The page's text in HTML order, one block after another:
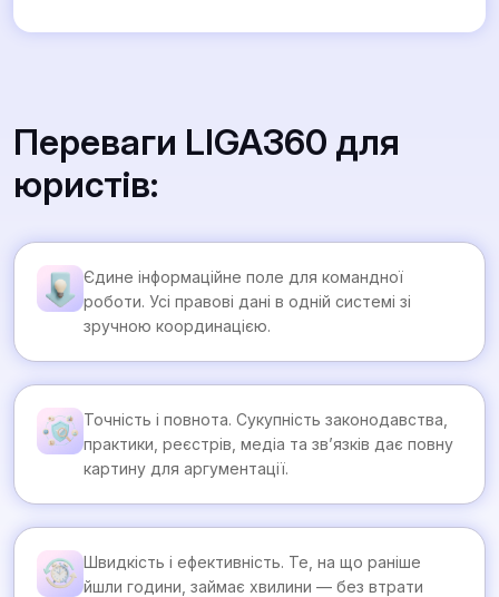
Переваги LIGA360 для
юристів:
Єдине інформаційне поле для командної
роботи. Усі правові дані в одній системі зі
зручною координацією.
Точність і повнота. Сукупність законодавства,
практики, реєстрів, медіа та зв’язків дає повну
картину для аргументації.
Швидкість і ефективність. Те, на що раніше
йшли години, займає хвилини — без втрати